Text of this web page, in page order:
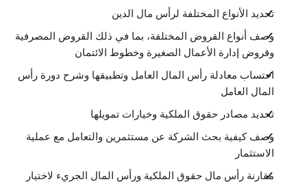
عملية الاستثمار - الجزء الثاني: ما بعد توقيع اتفاقية الشروط
2:35
اختيار رأس المال الاستثماري المناسب
2:34
أسواق صرف العملات
اختبر معلوماتك
1:00
تحديد الأنواع المختلفة لرأس مال الدين
وصف أنواع القروض المختلفة، بما في ذلك القروض المصرفية
وقروض إدارة الأعمال الصغيرة وخطوط الائتمان
احتساب معادلة رأس المال العامل وتطبيقها وشرح دورة رأس
المال العامل
تحديد مصادر حقوق الملكية وخيارات تمويلها
وصف كيفية بحث الشركة عن مستثمرين والتعامل مع عملية
الاستثمار
مقارنة رأس مال حقوق الملكية ورأس المال الجريء لاختيار